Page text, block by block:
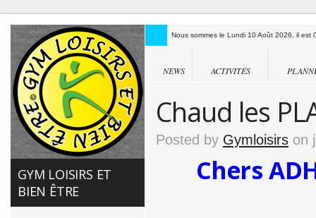
Nous sommes le Lundi 10 Août 2026, il
NEWS ACTIVITÉS
Chaud les
Posted by Gymloisirs on
Chers
GYM LOISIRS ET
BIEN ÊTRE